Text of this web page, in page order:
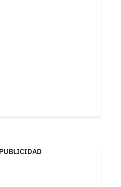
PUBLICIDAD